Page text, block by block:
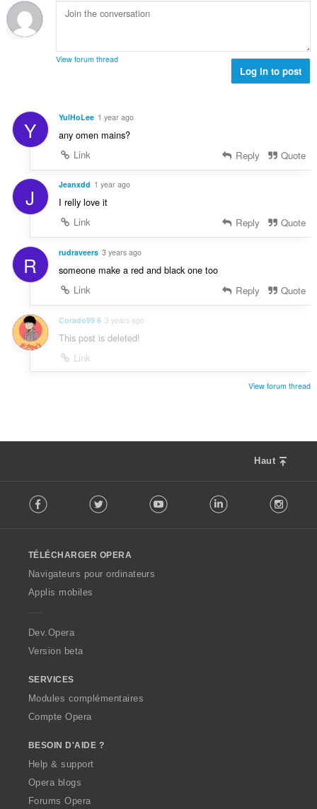
View forum thread
Log in to post
Y YulHoLee 1 year ago
any omen mains?
Link
Reply Quote
J Jeanxdd 1 year ago
I relly love it
Link
Reply Quote
R rudraveers 3 years ago
someone make a red and black one too
Link
Reply Quote
Corado99 6 3 years ago
This post is deleted!
Link
View forum thread
Haut
o
w
O
p
a
Facebook Twitter Youtube LinkedIn
TÉLÉCHARGER OPERA
Navigateurs pour ordinateurs
Applis mobiles
Dev.Opera
Version beta
SERVICES
Modules complémentaires
Compte Opera
BESOIN D'AIDE ?
Help & support
Opera blogs
Forums Opera